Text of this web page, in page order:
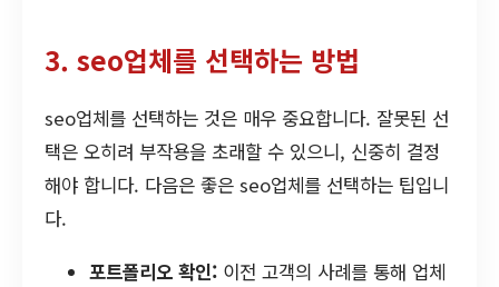
3. seo업체를 선택하는 방법
seo업체를 선택하는 것은 매우 중요합니다. 잘못된 선
택은 오히려 부작용을 초래할 수 있으니, 신중히 결정
해야 합니다. 다음은 좋은 seo업체를 선택하는 팁입니
다.
포트폴리오 확인: 이전 고객의 사례를 통해 업체